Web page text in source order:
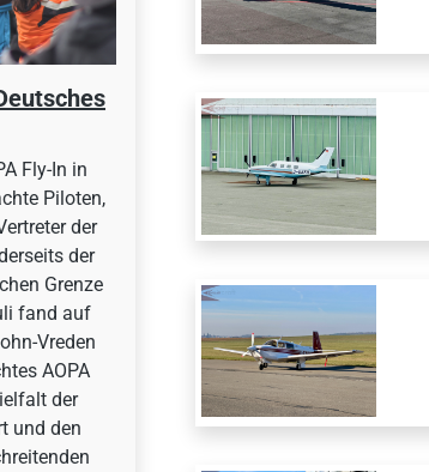
Fly-In in
Piloten,
der
der
Grenze
fand auf
Vreden
AOPA
der
und den